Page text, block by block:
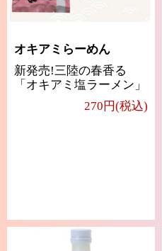
オキアミらーめん
新発売!三陸の春香る
「オキアミ塩ラーメン」
270円(税込)